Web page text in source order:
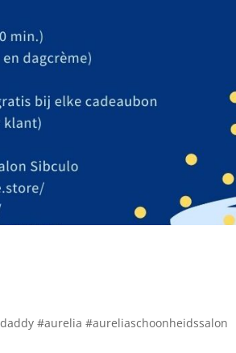
#aurelia #aureliaschoonheidssalon